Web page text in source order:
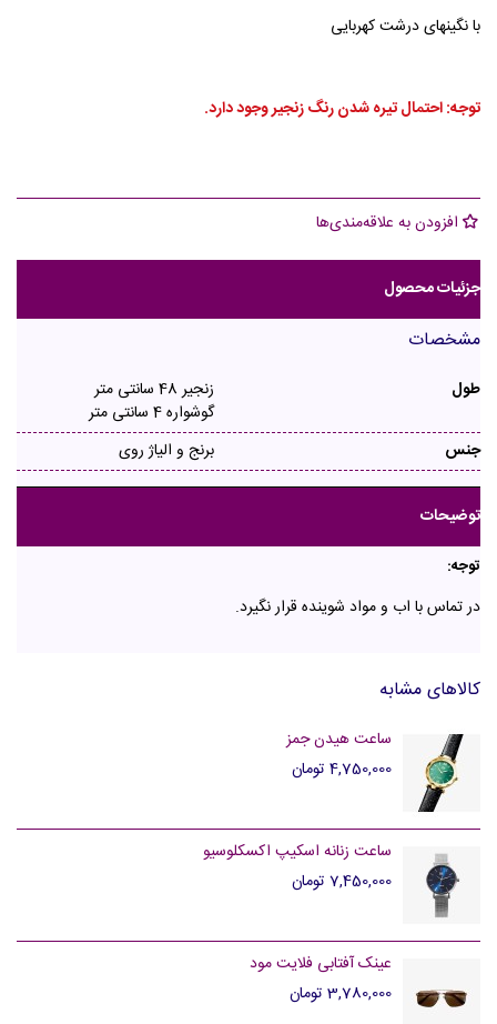
با نگینهای درشت کهربایی
توجه: احتمال تیره شدن رنگ زنجیر وجود دارد.
افزودن به علاقه‌مندی‌ها
جزئیات محصول
مشخصات
طول
زنجیر 48 سانتی متر
گوشواره 4 سانتی متر
جنس
برنج و الیاژ روی
توضیحات
توجه:
در تماس با اب و مواد شوینده قرار نگیرد.
کالاهای مشابه
ساعت هیدن جمز
4,750,000 تومان
ساعت زنانه اسکیپ اکسکلوسیو
7,450,000 تومان
عینک آفتابی فلایت مود
3,780,000 تومان